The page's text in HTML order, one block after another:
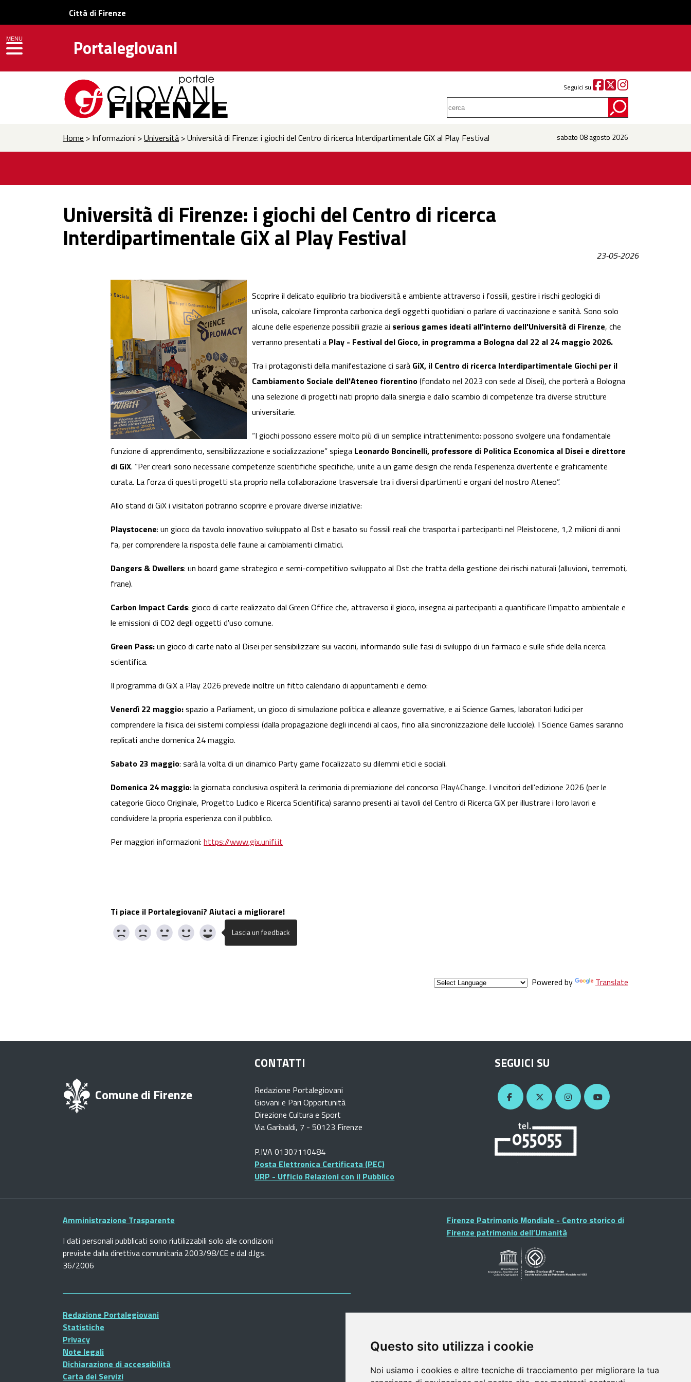
Questo sito utilizza i cookie
Noi usiamo i cookies e altre tecniche di tracciamento per migliorare la tua
Città di Firenze
Portalegiovani
Seguici su
MENU
toggle navigation
Home > Informazioni >Università > Università di Firenze: i giochi del Centro di ricerca Interdipartimentale GiX al Play Festival sabato 08 agosto 2026
Università di Firenze: i giochi del Centro di ricerca
Interdipartimentale GiX al Play Festival
23-05-2026
Scoprire il delicato equilibrio tra biodiversità e ambiente attraverso i fossili, gestire i rischi geologici di
un'isola, calcolare l'impronta carbonica degli oggetti quotidiani o parlare di vaccinazione e sanità. Sono solo
alcune delle esperienze possibili grazie ai serious games ideati all'interno dell'Università di Firenze, che
verranno presentati a Play - Festival del Gioco, in programma a Bologna dal 22 al 24 maggio 2026.
Tra i protagonisti della manifestazione ci sarà GiX, il Centro di ricerca Interdipartimentale Giochi per il
Cambiamento Sociale dell'Ateneo fiorentino(fondato nel 2023 con sede al Disei), che porterà a Bologna
una selezione di progetti nati proprio dalla sinergia e dallo scambio di competenze tra diverse strutture
universitarie.
“I giochi possono essere molto più di un semplice intrattenimento: possono svolgere una fondamentale
funzione di apprendimento, sensibilizzazione e socializzazione” spiega Leonardo Boncinelli, professore di Politica Economica al Disei e direttore
di GiX. “Per crearli sono necessarie competenze scientifiche specifiche, unite a un game design che renda l'esperienza divertente e graficamente
curata. La forza di questi progetti sta proprio nella collaborazione trasversale tra i diversi dipartimenti e organi del nostro Ateneo”.
Allo stand di GiX i visitatori potranno scoprire e provare diverse iniziative:
Playstocene: un gioco da tavolo innovativo sviluppato al Dst e basato su fossili reali che trasporta i partecipanti nel Pleistocene, 1,2 milioni di anni
fa, per comprendere la risposta delle faune ai cambiamenti climatici.
Dangers & Dwellers: un board game strategico e semi-competitivo sviluppato al Dst che tratta della gestione dei rischi naturali (alluvioni, terremoti,
frane).
Carbon Impact Cards: gioco di carte realizzato dal Green Office che, attraverso il gioco, insegna ai partecipanti a quantificare l'impatto ambientale e
le emissioni di CO2 degli oggetti d'uso comune.
Green Pass:un gioco di carte nato al Disei per sensibilizzare sui vaccini, informando sulle fasi di sviluppo di un farmaco e sulle sfide della ricerca
scientifica.
Il programma di GiX a Play 2026 prevede inoltre un fitto calendario di appuntamenti e demo:
Venerdì 22 maggio:spazio a Parliament, un gioco di simulazione politica e alleanze governative, e ai Science Games, laboratori ludici per
comprendere la fisica dei sistemi complessi (dalla propagazione degli incendi al caos, fino alla sincronizzazione delle lucciole). I Science Games saranno
replicati anche domenica 24 maggio.
Sabato 23 maggio: sarà la volta di un dinamico Party game focalizzato su dilemmi etici e sociali.
Domenica 24 maggio: la giornata conclusiva ospiterà la cerimonia di premiazione del concorso Play4Change. I vincitori dell'edizione 2026 (per le
categorie Gioco Originale, Progetto Ludico e Ricerca Scientifica) saranno presenti ai tavoli del Centro di Ricerca GiX per illustrare i loro lavori e
condividere la propria esperienza con il pubblico.
Per maggiori informazioni:https://www.gix.unifi.it
Ti piace il Portalegiovani? Aiutaci a migliorare!
Powered by Translate
Comune di Firenze
CONTATTI
Redazione Portalegiovani
Giovani e Pari Opportunità
Direzione Cultura e Sport
Via Garibaldi, 7 - 50123 Firenze
P.IVA 01307110484
Posta Elettronica Certificata (PEC)
URP - Ufficio Relazioni con il Pubblico
SEGUICI SU
Amministrazione Trasparente
I dati personali pubblicati sono riutilizzabili solo alle condizioni
previste dalla direttiva comunitaria 2003/98/CE e dal d.lgs.
36/2006
Firenze Patrimonio Mondiale - Centro storico di
Firenze patrimonio dell’Umanità
Redazione Portalegiovani
Statistiche
Privacy
Note legali
Dichiarazione di accessibilità
Carta dei Servizi